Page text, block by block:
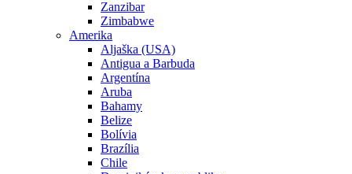
Zanzibar
Zimbabwe
Amerika
Aljaška (USA)
Antigua a Barbuda
Argentína
Aruba
Bahamy
Belize
Bolívia
Brazília
Chile